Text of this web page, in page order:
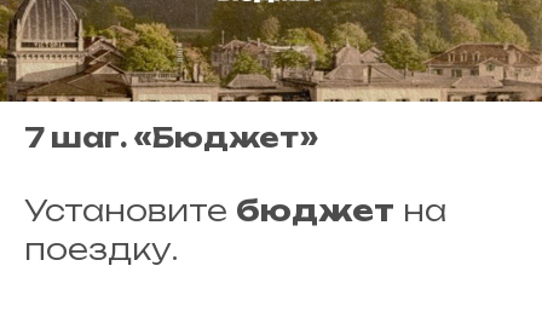
7 шаг. «Бюджет»
Установите бюджет на
поездку.